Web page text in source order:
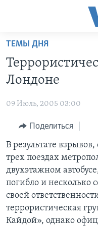
Перейти
основной
контент
навигации
Перейти
поиск
ПРОГРАММЫ
НОВОСТИ ЗА МИНУТУ
ИТОГИ
ПОЧЕМУ ЭТО ВАЖНО?
ДИСКУССИЯ VOA
ДЕТАЛИ
НЬЮ-ЙОРК NEW YORK
АМЕРИКА. БОЛЬШОЕ
УЧИМ АНГЛИЙСКИЙ
НАША АМЕРИКАНСКАЯ
А КАК В АМЕРИКЕ?
АРТЕФАКТЫ
АМЕРИКАНСКИЕ
ТЕСТЫ
ЭКСПЕРТИЗА
ИНТЕРВЬЮ
ФАКТЫ ПРОТИВ
ЗА СВОБОДУ ПРЕССЫ
УЧИМ АНГЛИЙСКИЙ
ВИДЕО
ПОДПИСКА НА
ТЕМЫ ДНЯ
Лондоне
09 Июль, 2005 03:00
Поделиться
В результате
трех поездах
двухэтажном
погибло и несколько
своей
террористическая
Кайдой», однако